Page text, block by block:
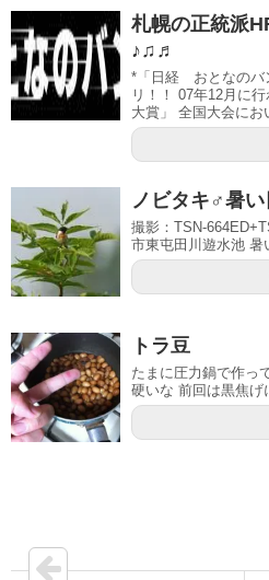
札幌の正統派
♪♫♬
*「日経 おとなのバ
リ！！ 07年12月に
大賞」 全国大会にお
ノビタキ♂暑い
撮影：TSN-
市東屯田川遊水池
トラ豆
たまに圧力鍋で作っ
硬いな 前回は黒焦げ